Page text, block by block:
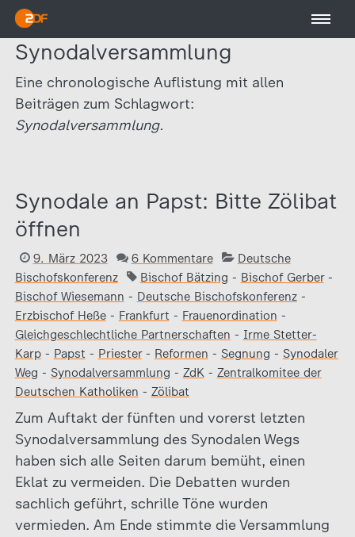
Synodalversammlung
Eine chronologische Auflistung mit allen
Beiträgen zum Schlagwort:
Synodalversammlung.
Synodale an Papst: Bitte Zölibat
öffnen
9. März 2023 6 Kommentare
Deutsche
Bischofskonferenz
Bischof Bätzing - Bischof Gerber-
Bischof Wiesemann - Deutsche Bischofskonferenz-
Erzbischof Heße- Frankfurt - Frauenordination -
Gleichgeschlechtliche Partnerschaften - Irme Stetter-
Karp- Papst - Priester- Reformen - Segnung - Synodaler
Weg - Synodalversammlung - ZdK- Zentralkomitee der
Deutschen Katholiken - Zölibat
Zum Auftakt der fünften und vorerst letzten
Synodalversammlung des Synodalen Wegs
haben sich alle Seiten darum bemüht, einen
Eklat zu vermeiden. Die Debatten wurden
sachlich geführt, schrille Töne wurden
vermieden. Am Ende stimmte die Versammlung